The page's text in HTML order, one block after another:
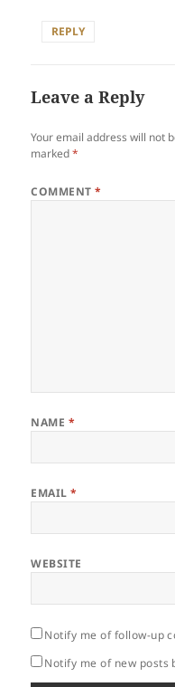
REPLY
Leave a Reply
Your email address will not
marked*
COMMENT*
NAME *
EMAIL*
WEBSITE
Notify me of follow-up
Notify me of new posts